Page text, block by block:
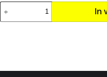
Velg
ITP
Cycl
In